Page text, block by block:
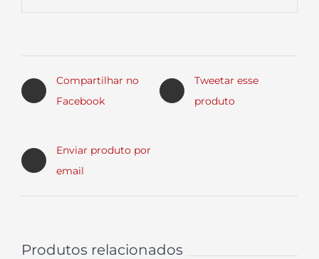
Compartilhar no
Facebook
Tweetar esse
produto
Enviar produto por
email
Produtos relacionados